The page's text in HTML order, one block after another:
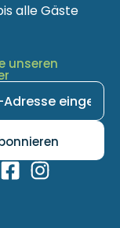
alle Gäste
unseren